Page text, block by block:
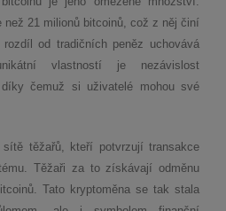
než 21 milionů bitcoinů, což z něj činí
od tradičních peněz uchovává
vlastností je nezávislost
čemuž si uživatelé mohou své
těžařů, kteří potvrzují transakce
Těžaři za to získávají odměnu
Tato kryptoměna se tak stala